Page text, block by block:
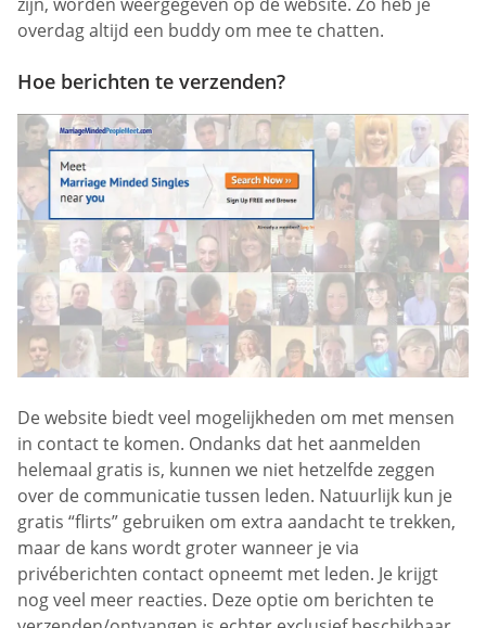
overdag altijd een buddy om mee te chatten.
Hoe berichten te verzenden?
De website biedt veel mogelijkheden om met mensen
in contact te komen. Ondanks dat het aanmelden
helemaal gratis is, kunnen we niet hetzelfde zeggen
over de communicatie tussen leden. Natuurlijk kun je
gratis “flirts” gebruiken om extra aandacht te trekken,
maar de kans wordt groter wanneer je via
privéberichten contact opneemt met leden. Je krijgt
nog veel meer reacties. Deze optie om berichten te